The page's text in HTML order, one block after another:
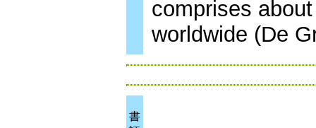
comprises
worldwide (De
書